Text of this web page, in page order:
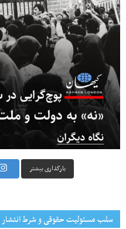
بارگذاری بیشتر
سلب مسئولیت حقوقی و شرط انتشار